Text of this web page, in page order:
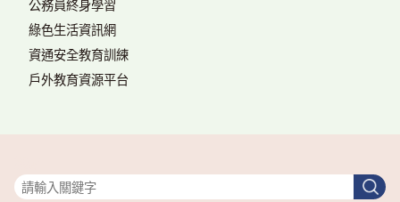
公務員終身學習
綠色生活資訊網
資通安全教育訓練
戶外教育資源平台
搜
尋